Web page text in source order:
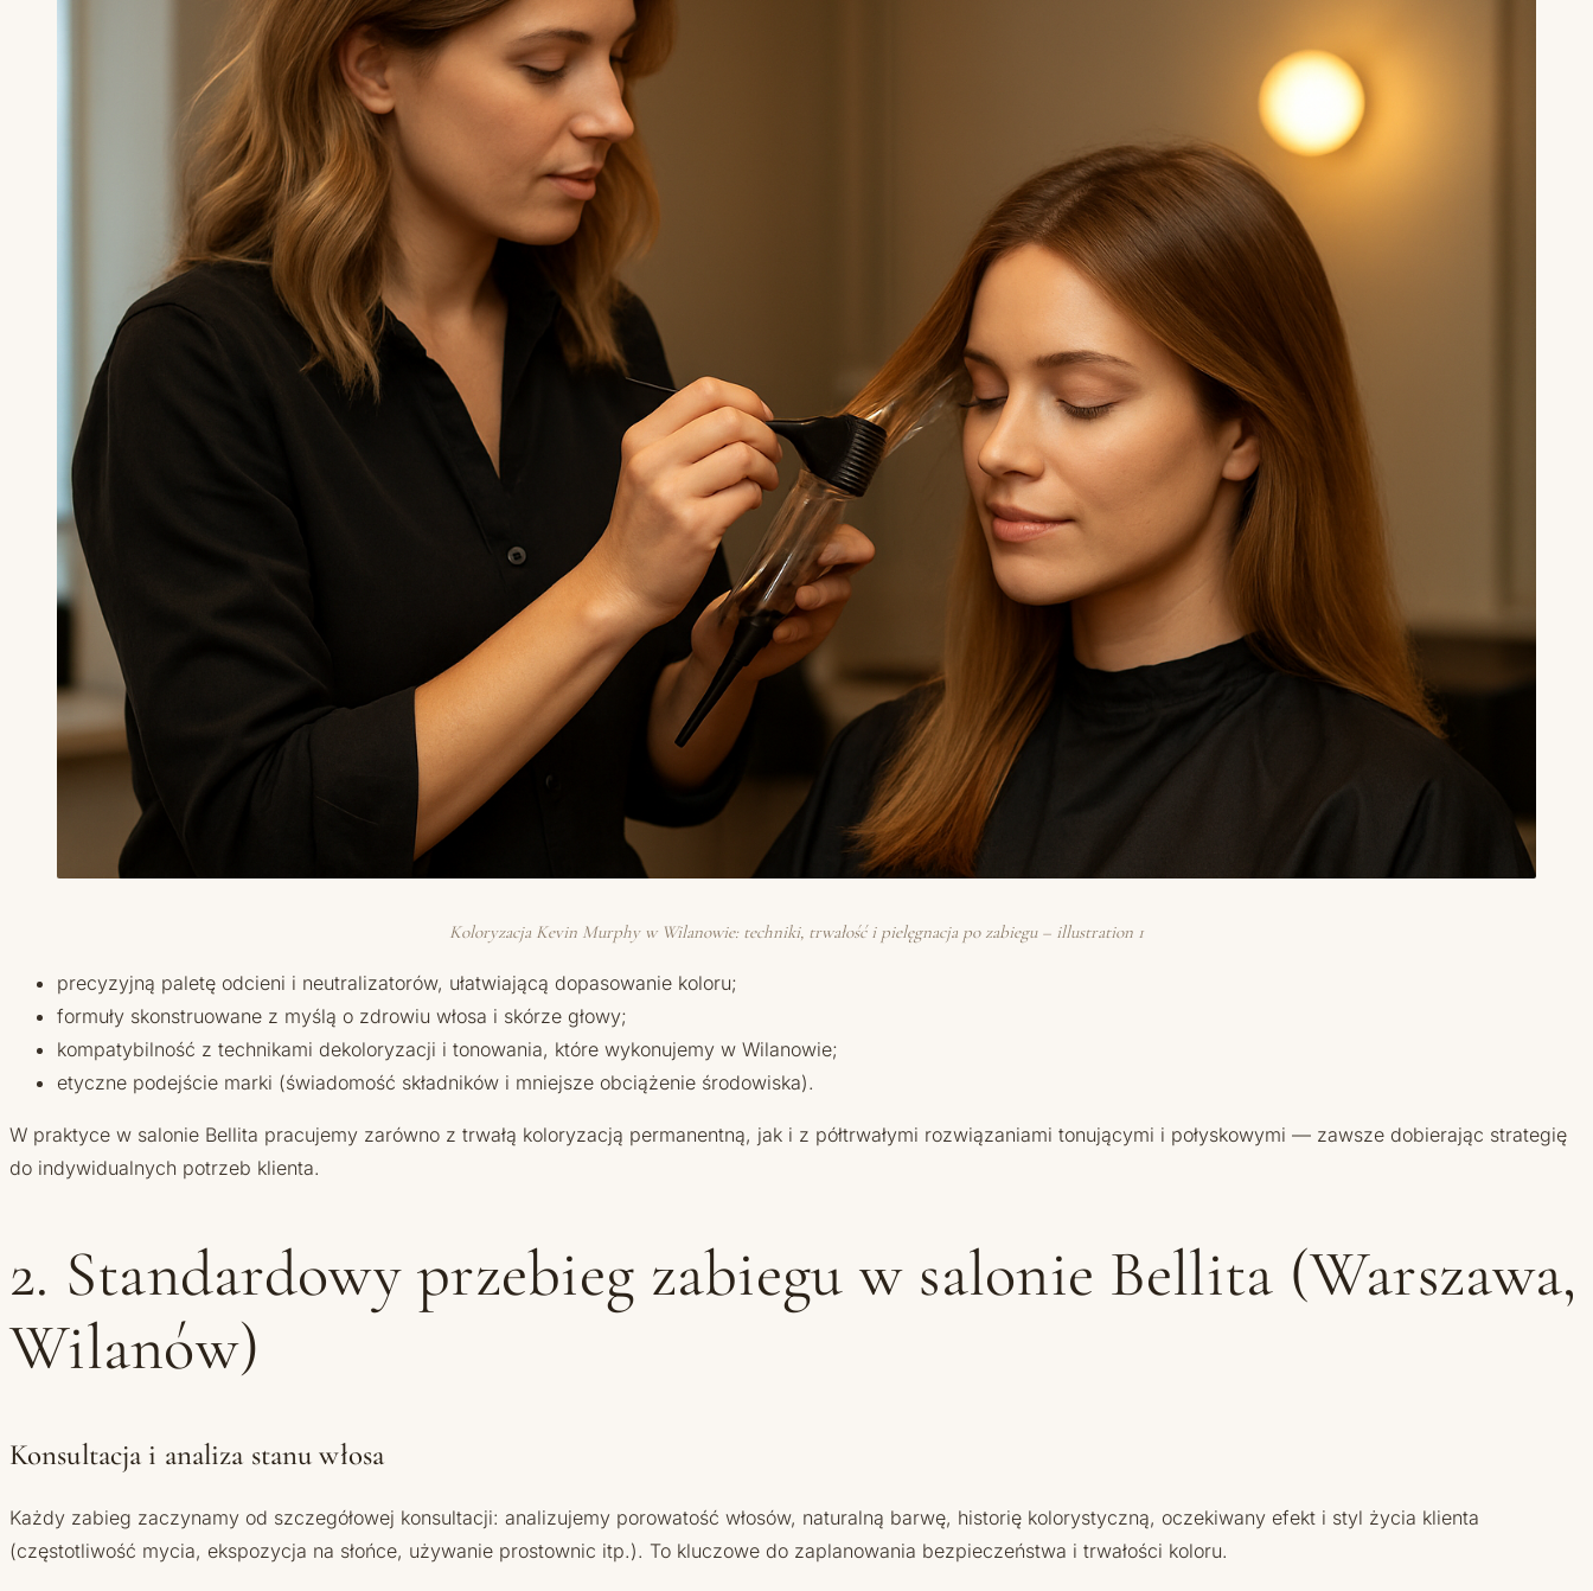
Koloryzacja Kevin Murphy w Wilanowie: techniki, trwałość i pielęgnacja po zabiegu – illustration 1
precyzyjną paletę odcieni i neutralizatorów, ułatwiającą dopasowanie koloru;
formuły skonstruowane z myślą o zdrowiu włosa i skórze głowy;
kompatybilność z technikami dekoloryzacji i tonowania, które wykonujemy w Wilanowie;
etyczne podejście marki (świadomość składników i mniejsze obciążenie środowiska).
W praktyce w salonie Bellita pracujemy zarówno z trwałą koloryzacją permanentną, jak i z półtrwałymi rozwiązaniami tonującymi i połyskowymi — zawsze dobierając strategię
do indywidualnych potrzeb klienta.
2. Standardowy przebieg zabiegu w salonie Bellita (Warszawa,
Wilanów)
Konsultacja i analiza stanu włosa
Każdy zabieg zaczynamy od szczegółowej konsultacji: analizujemy porowatość włosów, naturalną barwę, historię kolorystyczną, oczekiwany efekt i styl życia klienta
(częstotliwość mycia, ekspozycja na słońce, używanie prostownic itp.). To kluczowe do zaplanowania bezpieczeństwa i trwałości koloru.